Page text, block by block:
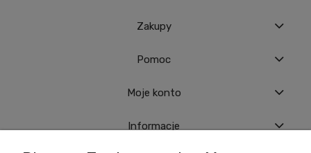
Zakupy
Pomoc
Moje konto
Informacje